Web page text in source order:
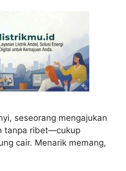
seseorang mengajukan
tanpa ribet—cukup
cair. Menarik memang,